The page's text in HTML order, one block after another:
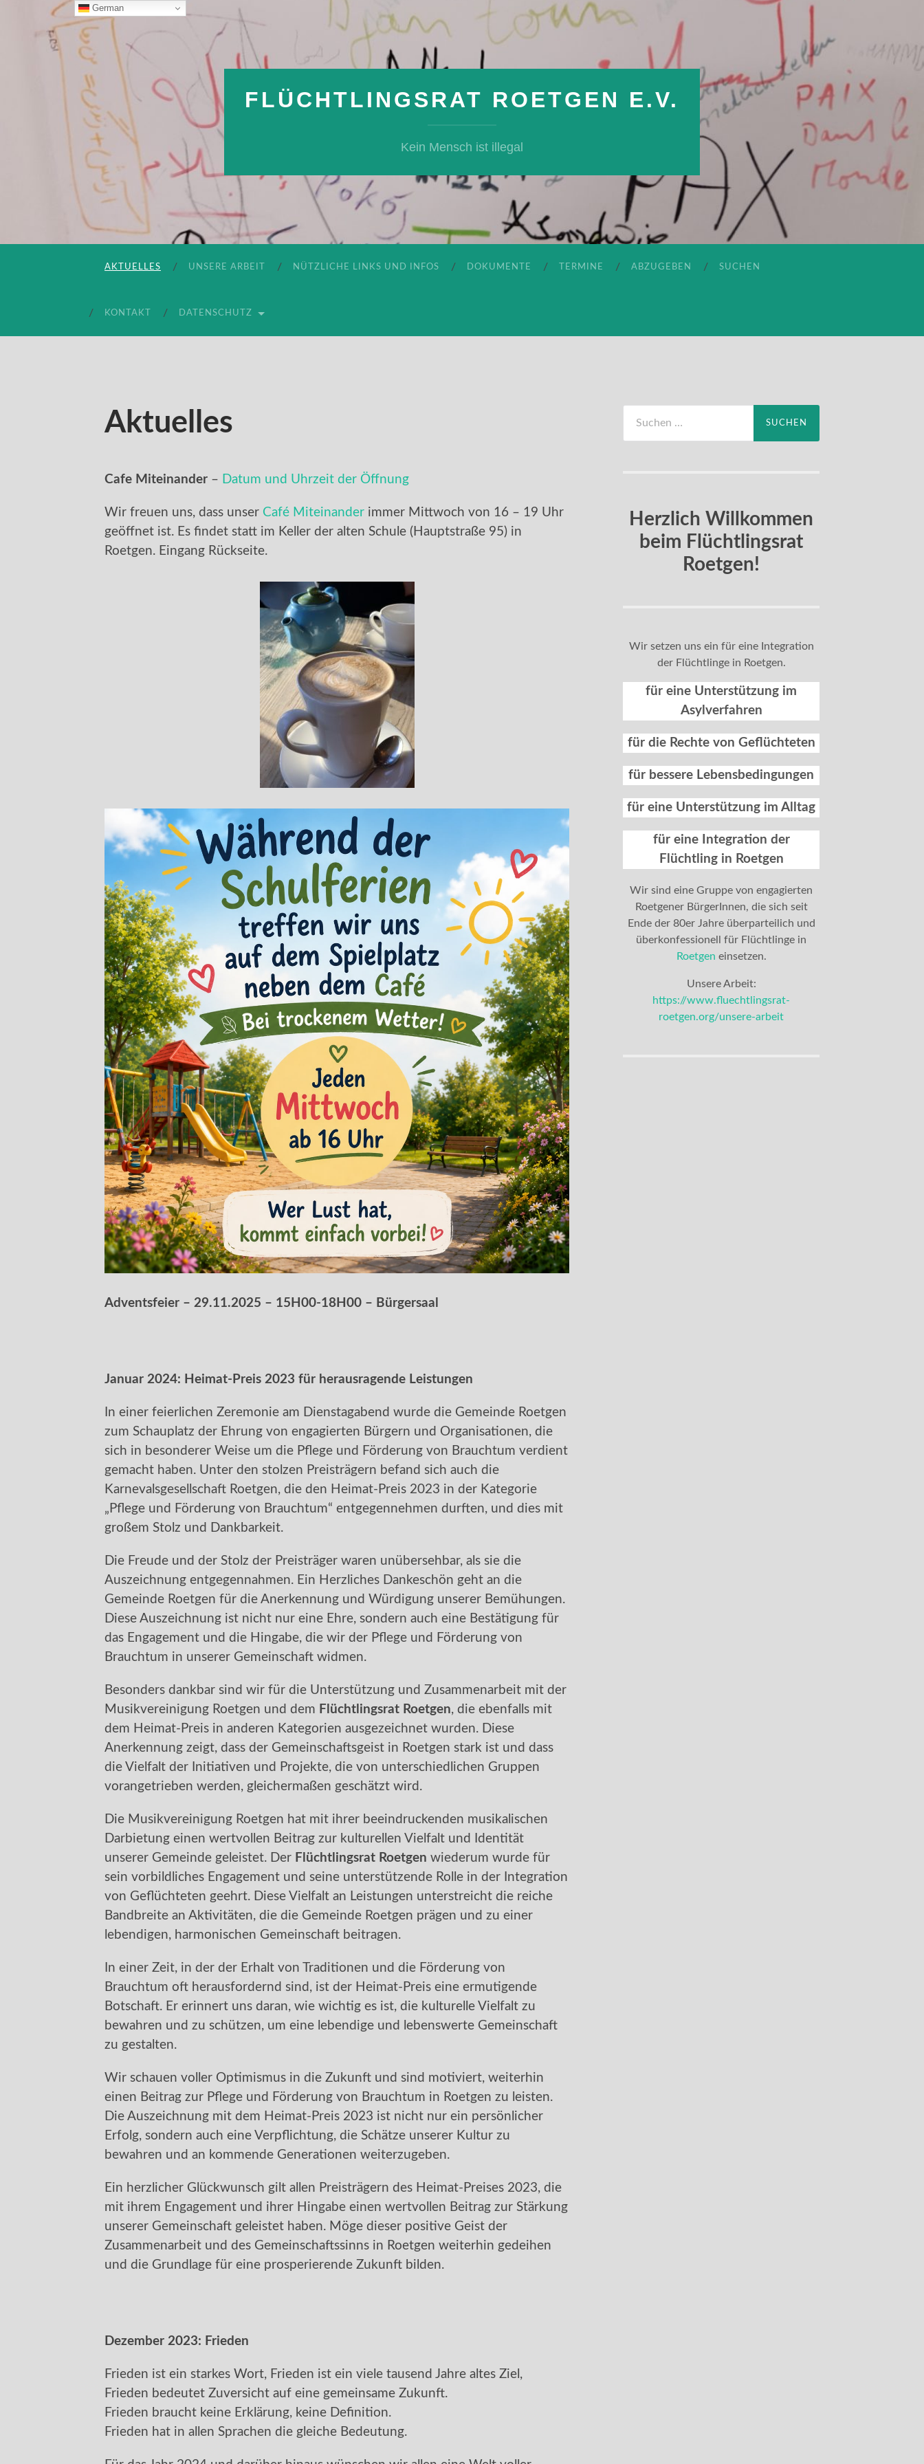
FLÜCHTLINGSRAT ROETGEN E.V.
Kein Mensch ist illegal
AKTUELLES UNSERE ARBEIT NÜTZLICHE LINKS UND INFOS DOKUMENTE TERMINE ABZUGEBEN SUCHEN
KONTAKT DATENSCHUTZ
Aktuelles
Cafe Miteinander – Datum und Uhrzeit der Öffnung
Wir freuen uns, dass unser Café Miteinander immer Mittwoch von 16 – 19 Uhr
geöffnet ist. Es findet statt im Keller der alten Schule (Hauptstraße 95) in
Roetgen. Eingang Rückseite.
Adventsfeier – 29.11.2025 – 15H00-18H00 – Bürgersaal
Januar 2024: Heimat-Preis 2023 für herausragende Leistungen
In einer feierlichen Zeremonie am Dienstagabend wurde die Gemeinde Roetgen
zum Schauplatz der Ehrung von engagierten Bürgern und Organisationen, die
sich in besonderer Weise um die Pflege und Förderung von Brauchtum verdient
gemacht haben. Unter den stolzen Preisträgern befand sich auch die
Karnevalsgesellschaft Roetgen, die den Heimat-Preis 2023 in der Kategorie
„Pflege und Förderung von Brauchtum“ entgegennehmen durften, und dies mit
großem Stolz und Dankbarkeit.
Die Freude und der Stolz der Preisträger waren unübersehbar, als sie die
Auszeichnung entgegennahmen. Ein Herzliches Dankeschön geht an die
Gemeinde Roetgen für die Anerkennung und Würdigung unserer Bemühungen.
Diese Auszeichnung ist nicht nur eine Ehre, sondern auch eine Bestätigung für
das Engagement und die Hingabe, die wir der Pflege und Förderung von
Brauchtum in unserer Gemeinschaft widmen.
Besonders dankbar sind wir für die Unterstützung und Zusammenarbeit mit der
Musikvereinigung Roetgen und dem Flüchtlingsrat Roetgen, die ebenfalls mit
dem Heimat-Preis in anderen Kategorien ausgezeichnet wurden. Diese
Anerkennung zeigt, dass der Gemeinschaftsgeist in Roetgen stark ist und dass
die Vielfalt der Initiativen und Projekte, die von unterschiedlichen Gruppen
vorangetrieben werden, gleichermaßen geschätzt wird.
Die Musikvereinigung Roetgen hat mit ihrer beeindruckenden musikalischen
Darbietung einen wertvollen Beitrag zur kulturellen Vielfalt und Identität
unserer Gemeinde geleistet. Der Flüchtlingsrat Roetgen wiederum wurde für
sein vorbildliches Engagement und seine unterstützende Rolle in der Integration
von Geflüchteten geehrt. Diese Vielfalt an Leistungen unterstreicht die reiche
Bandbreite an Aktivitäten, die die Gemeinde Roetgen prägen und zu einer
lebendigen, harmonischen Gemeinschaft beitragen.
In einer Zeit, in der der Erhalt von Traditionen und die Förderung von
Brauchtum oft herausfordernd sind, ist der Heimat-Preis eine ermutigende
Botschaft. Er erinnert uns daran, wie wichtig es ist, die kulturelle Vielfalt zu
bewahren und zu schützen, um eine lebendige und lebenswerte Gemeinschaft
zu gestalten.
Wir schauen voller Optimismus in die Zukunft und sind motiviert, weiterhin
einen Beitrag zur Pflege und Förderung von Brauchtum in Roetgen zu leisten.
Die Auszeichnung mit dem Heimat-Preis 2023 ist nicht nur ein persönlicher
Erfolg, sondern auch eine Verpflichtung, die Schätze unserer Kultur zu
bewahren und an kommende Generationen weiterzugeben.
Ein herzlicher Glückwunsch gilt allen Preisträgern des Heimat-Preises 2023, die
mit ihrem Engagement und ihrer Hingabe einen wertvollen Beitrag zur Stärkung
unserer Gemeinschaft geleistet haben. Möge dieser positive Geist der
Zusammenarbeit und des Gemeinschaftssinns in Roetgen weiterhin gedeihen
und die Grundlage für eine prosperierende Zukunft bilden.
Dezember 2023: Frieden
Frieden ist ein starkes Wort, Frieden ist ein viele tausend Jahre altes Ziel,
Frieden bedeutet Zuversicht auf eine gemeinsame Zukunft.
Frieden braucht keine Erklärung, keine Definition.
Frieden hat in allen Sprachen die gleiche Bedeutung.
nach:
Herzlich Willkommen
beim Flüchtlingsrat
Roetgen!
Wir setzen uns ein für eine Integration
der Flüchtlinge in Roetgen.
für eine Unterstützung im
Asylverfahren
für die Rechte von Geflüchteten
für bessere Lebensbedingungen
für eine Unterstützung im Alltag
für eine Integration der
Flüchtling in Roetgen
Wir sind eine Gruppe von engagierten
Roetgener BürgerInnen, die sich seit
Ende der 80er Jahre überparteilich und
überkonfessionell für Flüchtlinge in
Roetgen einsetzen.
Unsere Arbeit:
https://www.fluechtlingsrat-
roetgen.org/unsere-arbeit
German